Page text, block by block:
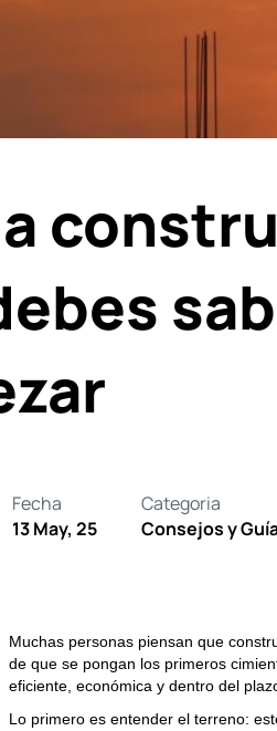
Fecha
13 May, 25
Categoria
Consejos y
Muchas personas piensan que
de que se pongan los primeros
eficiente, económica y dentro del
Lo primero es entender el terreno: